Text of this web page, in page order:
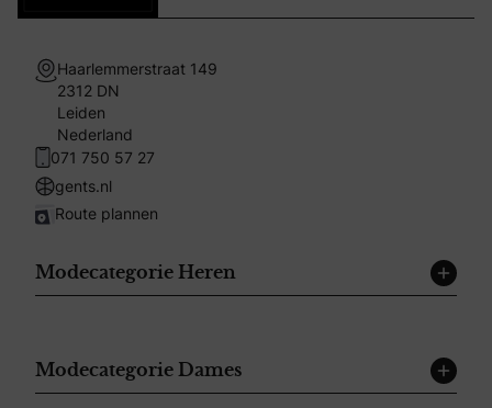
Haarlemmerstraat 149
2312 DN
Leiden
Nederland
071 750 57 27
gents.nl
Route plannen
Modecategorie Heren
Modecategorie Dames